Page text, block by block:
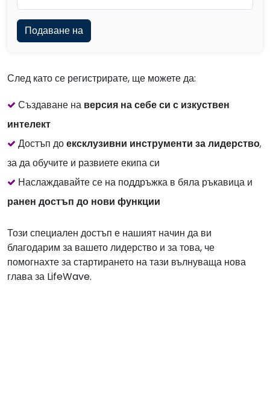
След като се регистрирате, ще можете да:
Създаване на версия на себе си с изкуствен
интелект
Достъп доексклузивни инструменти за лидерство,
за да обучите и развиете екипа си
Наслаждавайте се на поддръжка в бяла ръкавица и
ранен достъп до нови функции
Този специален достъп е нашият начин да ви
благодарим за вашето лидерство и за това, че
помогнахте за стартирането на тази вълнуваща нова
глава за LifeWave.